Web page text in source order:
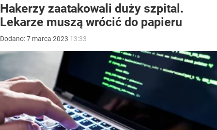
Hakerzy zaatakowali duży szpital.
Lekarze muszą wrócić do papieru
Dodano:7 marca 2023 13:33